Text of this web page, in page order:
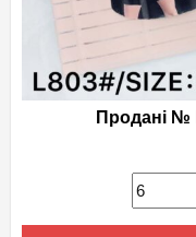
Продані №